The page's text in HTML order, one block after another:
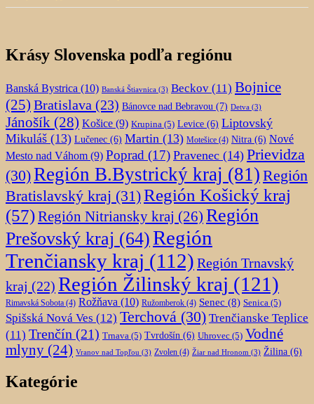
Krásy Slovenska podľa regiónu
Banská Bystrica (10) Banská Štiavnica (3) Beckov (11) Bojnice
(25) Bratislava (23) Bánovce nad Bebravou (7) Detva (3)
Jánošík (28) Košice (9) Krupina (5) Levice (6) Liptovský
Mikuláš (13) Lučenec (6) Martin (13) Motešice (4) Nitra (6) Nové
Mesto nad Váhom (9) Poprad (17) Pravenec (14) Prievidza
(30)Región B.Bystrický kraj (81) Región
Bratislavský kraj (31)Región Košický kraj
(57)Región Nitriansky kraj (26) Región
Prešovský kraj (64)Región
Trenčiansky kraj (112) Región Trnavský
kraj (22) Región Žilinský kraj (121)
Rimavská Sobota (4) Rožňava (10) Ružomberok (4) Senec (8) Senica (5)
Spišská Nová Ves (12) Terchová (30) Trenčianske Teplice
(11) Trenčín (21) Trnava (5) Tvrdošín (6) Uhrovec (5) Vodné
mlyny (24) Vranov nad Topľou (3) Zvolen (4) Žiar nad Hronom (3) Žilina (6)
Kategórie